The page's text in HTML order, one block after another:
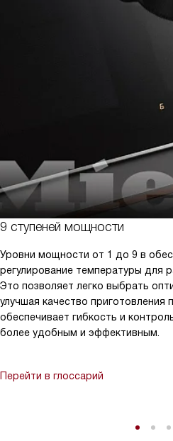
9 ступеней мощности
Уровни мощности от 1 до 9 в
регулирование температуры для
Это позволяет легко выбрать
улучшая качество приготовления
обеспечивает гибкость и
более удобным и эффективным.
Перейти в глоссарий